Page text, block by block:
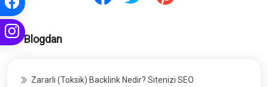
Blogdan
Zararlı (Toksik) Backlink Nedir? Sitenizi SEO